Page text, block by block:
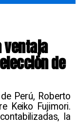
ventaja
de
Perú, Roberto
Keiko Fujimori.
la